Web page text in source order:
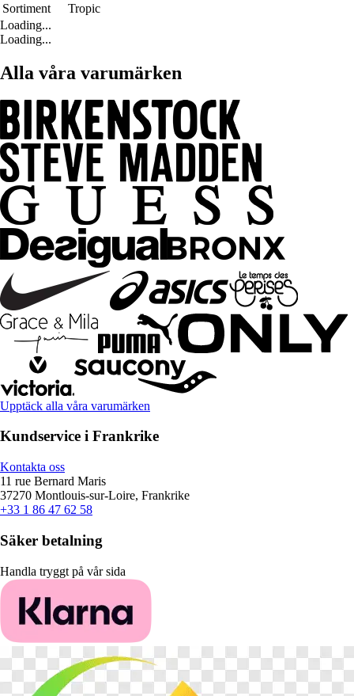
Sortiment
Tropic
Loading...
Loading...
Alla våra varumärken
Upptäck alla våra varumärken
Kundservice i Frankrike
Kontakta oss
11 rue Bernard Maris
37270 Montlouis-sur-Loire, Frankrike
+33 1 86 47 62 58
Säker betalning
Handla tryggt på vår sida